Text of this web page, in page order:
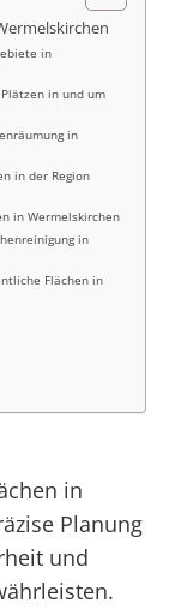
in
in und um
in
in der Region
in Wermelskirchen
in
Flächen in
in
Planung
und